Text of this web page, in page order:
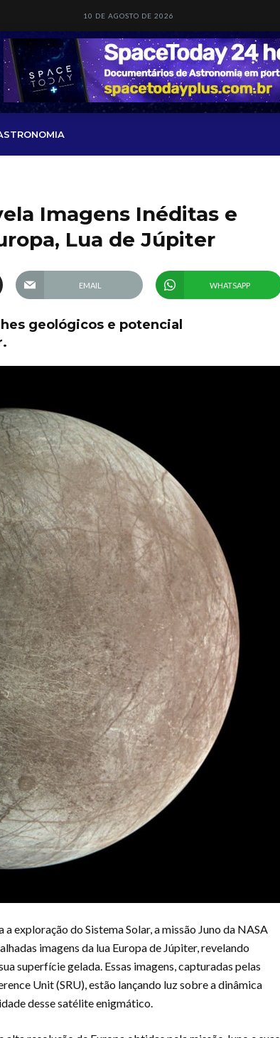
10 DE AGOSTO DE 2026
Imagens Inéditas e
Lua de Júpiter
EMAIL WHATSAPP
geológicos e potencial
exploração do Sistema Solar, a missão Juno da NASA
imagens da lua Europa de Júpiter, revelando
superfície gelada. Essas imagens, capturadas pelas
Unit (SRU), estão lançando luz sobre a dinâmica
desse satélite enigmático.